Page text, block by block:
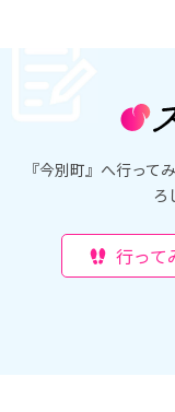
『今別町』へ行って
ろ
行って